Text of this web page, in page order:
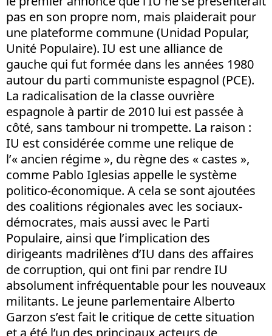
pas en son propre nom, mais plaiderait pour
une plateforme commune (Unidad Popular,
Unité Populaire). IU est une alliance de
gauche qui fut formée dans les années 1980
autour du parti communiste espagnol (PCE).
La radicalisation de la classe ouvrière
espagnole à partir de 2010 lui est passée à
côté, sans tambour ni trompette. La raison :
IU est considérée comme une relique de
l’« ancien régime », du règne des « castes »,
comme Pablo Iglesias appelle le système
politico-économique. A cela se sont ajoutées
des coalitions régionales avec les sociaux-
démocrates, mais aussi avec le Parti
Populaire, ainsi que l’implication des
dirigeants madrilènes d’IU dans des affaires
de corruption, qui ont fini par rendre IU
absolument infréquentable pour les nouveaux
militants. Le jeune parlementaire Alberto
Garzon s’est fait le critique de cette situation
et a été l’un des principaux acteurs de